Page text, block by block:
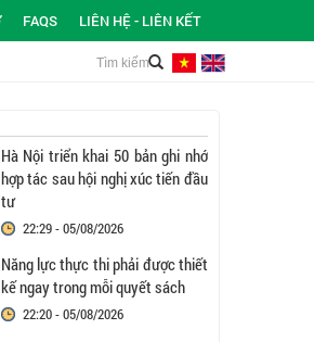
FAQS LIÊN HỆ - LIÊN KẾT
Hà Nội triển khai 50 bản ghi nhớ
hợp tác sau hội nghị xúc tiến đầu
tư
22:29 - 05/08/2026
Năng lực thực thi phải được thiết
kế ngay trong mỗi quyết sách
22:20 - 05/08/2026